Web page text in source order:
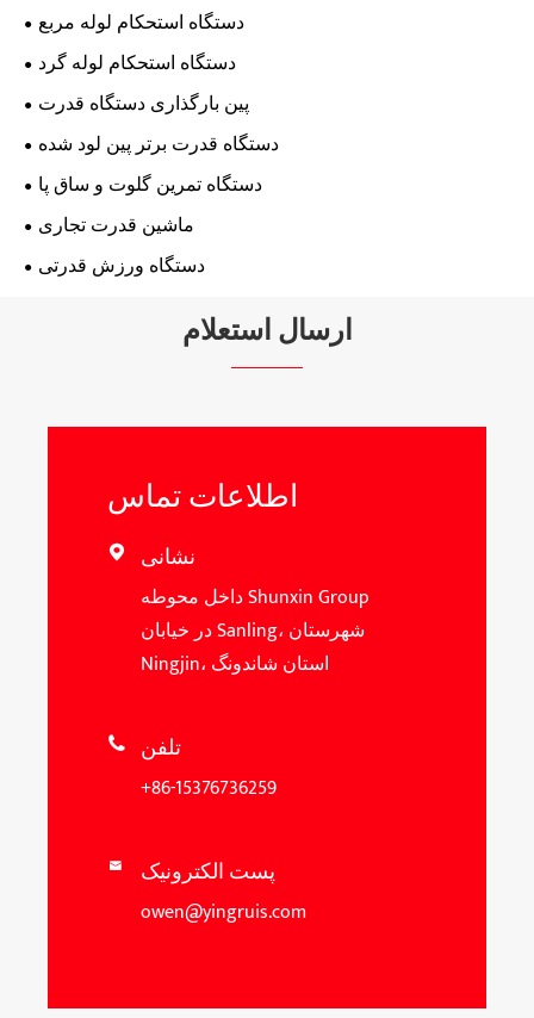
دستگاه استحکام لوله مربع
دستگاه استحکام لوله گرد
پین بارگذاری دستگاه قدرت
دستگاه قدرت برتر پین لود شده
دستگاه تمرین گلوت و ساق پا
ماشین قدرت تجاری
دستگاه ورزش قدرتی
ارسال استعلام
اطلاعات تماس
 نشانی
داخل محوطه Shunxin Group
در خیابان Sanling، شهرستان
Ningjin، استان شاندونگ
 تلفن
+86-15376736259
 پست الکترونیک
owen@yingruis.com